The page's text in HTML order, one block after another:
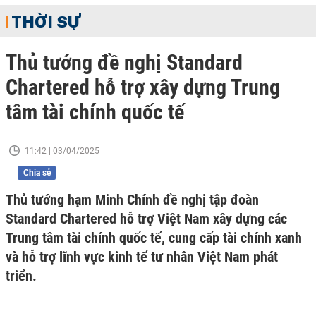
THỜI SỰ
Thủ tướng đề nghị Standard
Chartered hỗ trợ xây dựng Trung
tâm tài chính quốc tế
11:42 | 03/04/2025
Chia sẻ
Thủ tướng hạm Minh Chính đề nghị tập đoàn
Standard Chartered hỗ trợ Việt Nam xây dựng các
Trung tâm tài chính quốc tế, cung cấp tài chính xanh
và hỗ trợ lĩnh vực kinh tế tư nhân Việt Nam phát
triển.